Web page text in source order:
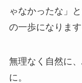
ゃなかったな」
の一歩になります
無理なく自然に
に。